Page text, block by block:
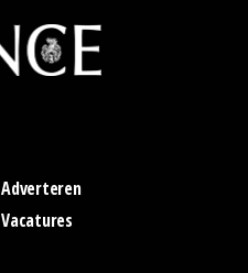
Adverteren
Vacatures